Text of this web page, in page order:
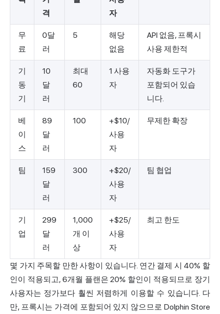
격
자
무
료
0달
러
5
해당
없음
API 없음, 프록시
사용 제한적
기
동
기
10
달
러
최대
60
1 사용
자
자동화 도구가
포함되어 있습
니다.
베
이
스
89
달
러
100
+$10/
사용
자
무제한 확장
팀
159
달
러
300
+$20/
사용
자
팀 협업
기
업
299
달
러
1,000
개 이
상
+$25/
사용
자
최고 한도
몇 가지 주목할 만한 사항이 있습니다. 연간 결제 시 40% 할
인이 적용되고, 6개월 플랜은 20% 할인이 적용되므로 장기
사용자는 정가보다 훨씬 저렴하게 이용할 수 있습니다. 다
만, 프록시는 가격에 포함되어 있지 않으므로 Dolphin Store